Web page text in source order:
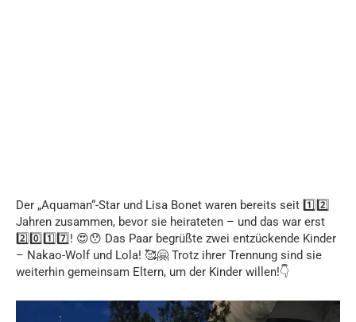
Der „Aquaman“-Star und Lisa Bonet waren bereits seit 1️⃣2️⃣
Jahren zusammen, bevor sie heirateten – und das war erst
2️⃣0️⃣1️⃣7️⃣! 😍😯 Das Paar begrüßte zwei entzückende Kinder
– Nakao-Wolf und Lola! 🥰🤗 Trotz ihrer Trennung sind sie
weiterhin gemeinsam Eltern, um der Kinder willen!👇